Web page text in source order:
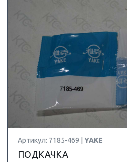
Артикул: 7185-469 | YAKE
ПОДКАЧКА